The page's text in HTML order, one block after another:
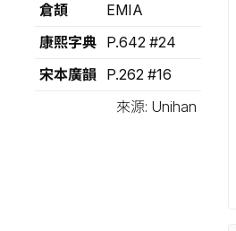
倉頡
EMIA
康熙字典
P.642 #24
宋本廣韻
P.262 #16
來源: Unihan